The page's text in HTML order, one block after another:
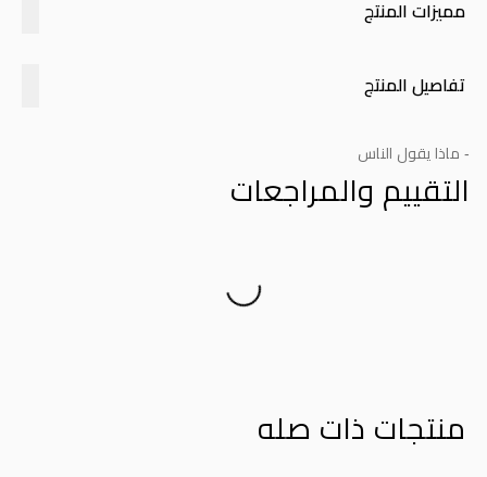
مميزات المنتج
تفاصيل المنتج
- ماذا يقول الناس
التقييم والمراجعات
منتجات ذات صله